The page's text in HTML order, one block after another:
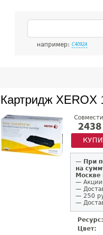
например: C4092A
Картридж XEROX
2438
— При
на
— Акции
—
— 250
—
Ресурс:
Цвет: